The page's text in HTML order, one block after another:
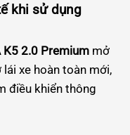
khi sử dụng
2.0 Premium mở
xe hoàn toàn mới,
điều khiển thông